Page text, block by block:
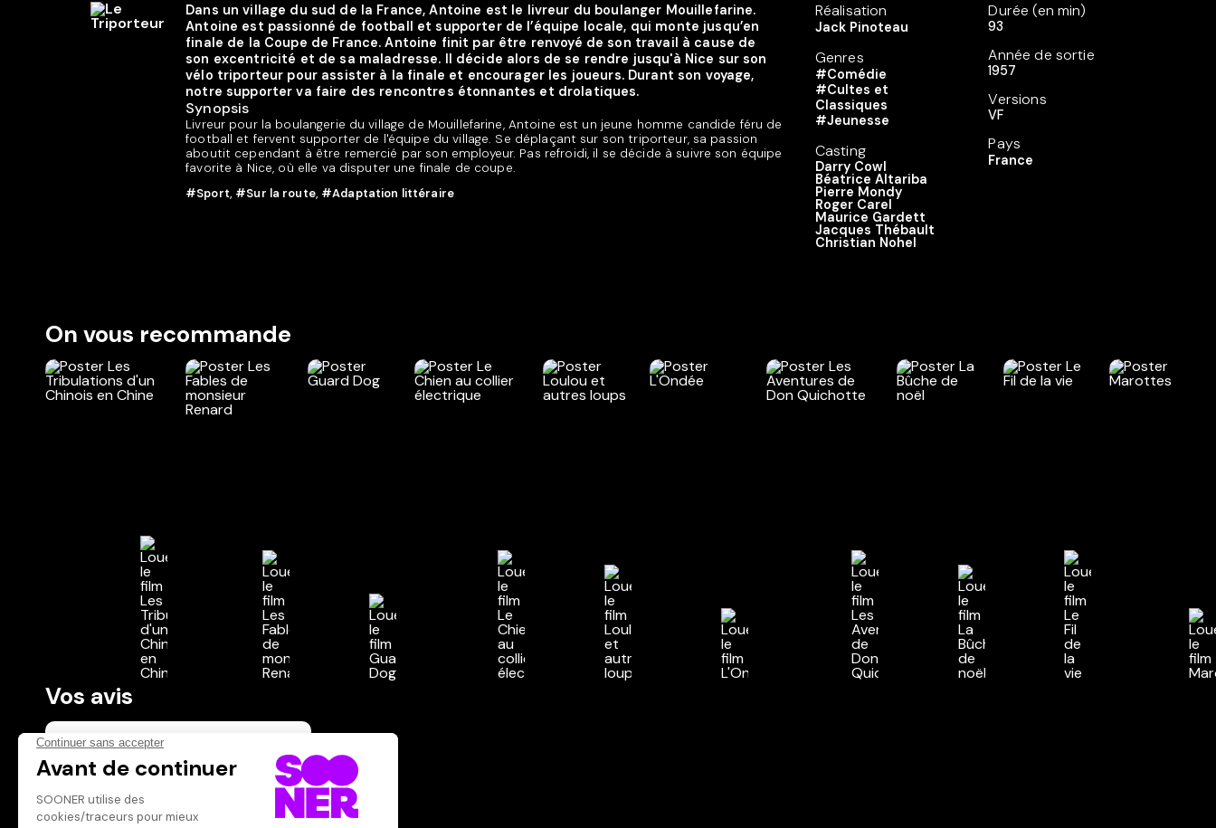
Dans un village du sud de la France, Antoine est le livreur du boulanger Mouillefarine.
Antoine est passionné de football et supporter de l’équipe locale, qui monte jusqu’en
finale de la Coupe de France. Antoine finit par être renvoyé de son travail à cause de
son excentricité et de sa maladresse. Il décide alors de se rendre jusqu'à Nice sur son
vélo triporteur pour assister à la finale et encourager les joueurs. Durant son voyage,
notre supporter va faire des rencontres étonnantes et drolatiques.
Synopsis
Livreur pour la boulangerie du village de Mouillefarine, Antoine est un jeune homme candide féru de
football et fervent supporter de l'équipe du village. Se déplaçant sur son triporteur, sa passion
aboutit cependant à être remercié par son employeur. Pas refroidi, il se décide à suivre son équipe
favorite à Nice, où elle va disputer une finale de coupe.
#Sport, #Sur la route, #Adaptation littéraire
Réalisation
Jack Pinoteau
Genres
#Comédie
#Cultes et
Classiques
#Jeunesse
Casting
Darry Cowl
Béatrice Altariba
Pierre Mondy
Roger Carel
Maurice Gardett
Jacques Thébault
Christian Nohel
Durée (en min)
93
Année de sortie
1957
Versions
VF
Pays
France
On vous recommande
Vos avis
Donnez votre avis
Votre note
Votre commentaire
Il faut vous connecter pour
publier un avis